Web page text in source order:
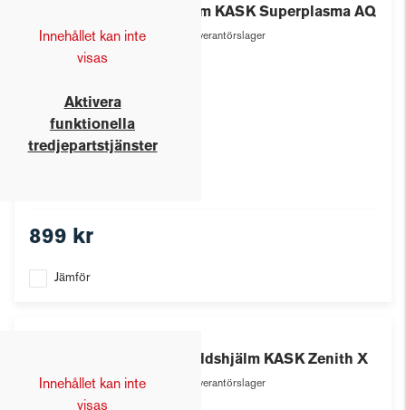
Innehållet kan inte
visas
Aktivera
funktionella
tredjepartstjänster
Hjälm KASK Superplasma AQ
Leverantörslager
899 kr
Jämför
Innehållet kan inte
visas
Skyddshjälm KASK Zenith X
Leverantörslager